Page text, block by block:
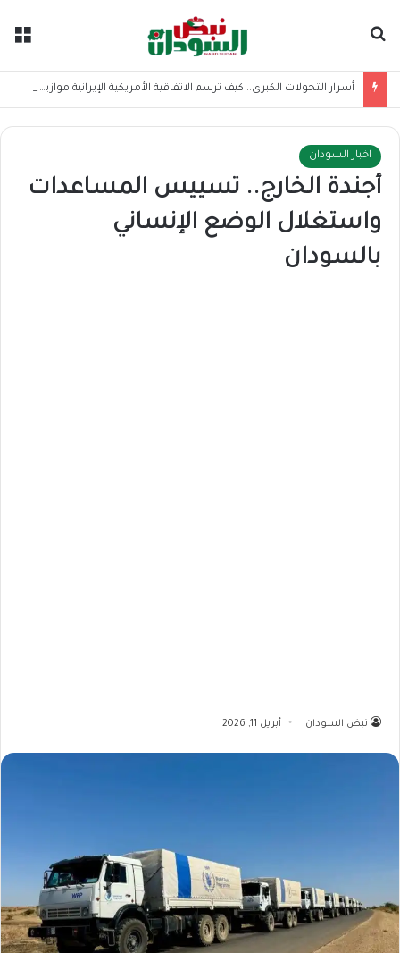
أسرار التحولات الكبرى.. كيف ترسم الاتفاقية الأمريكية الإيرانية موازين القوى بالمنطقة؟
اخبار السودان
أجندة الخارج.. تسييس المساعدات
واستغلال الوضع الإنساني
بالسودان
نبض السودان أبريل 11, 2026